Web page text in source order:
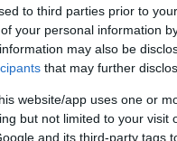
to third parties prior to
your personal information
may also be
that may further
website/app uses one or
but not limited to your
and its third-party tags